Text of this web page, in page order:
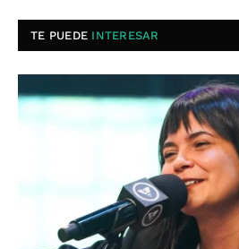
TE PUEDE INTERESAR